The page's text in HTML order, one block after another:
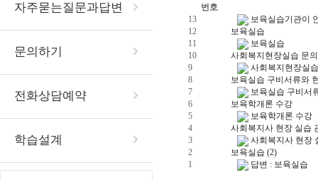
자주묻는질문과답변
문의하기
전화상담예약
학습설계
번호
13
보육실습기관이
12
보육실습
11
보육실습
10
사회복지현장실습 문
9
사회복지현장실
8
보육실습 구비서류와
7
보육실습 구비서
6
보육학개론 수강
5
보육학개론 수강
4
사회복지사 현장 실습
3
사회복지사 현장
2
보육실습 (2)
1
답변 : 보육실습